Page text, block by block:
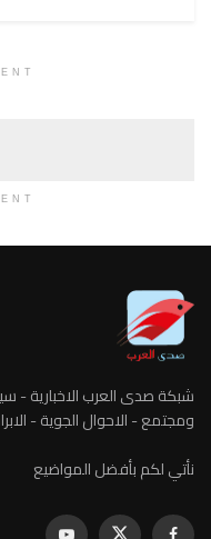
شبكة صدى العرب الاخبارية -
ومجتمع - الاحوال الجوية -
نأتي لكم بأفضل المواضيع